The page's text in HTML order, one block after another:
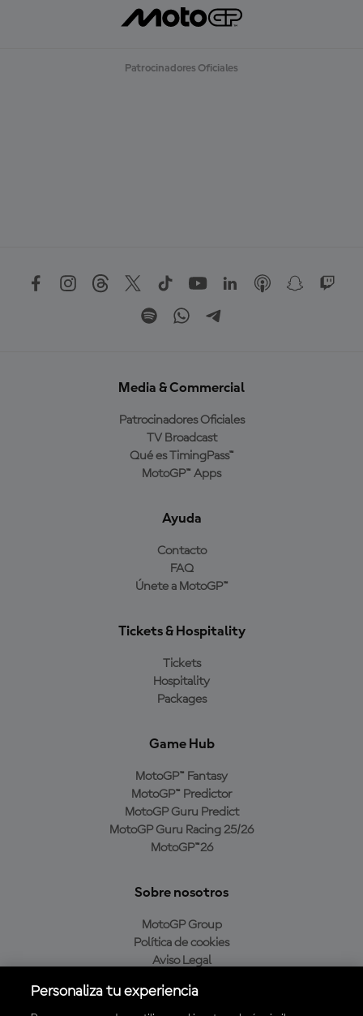
Patrocinadores Oficiales
Media & Commercial
Patrocinadores Oficiales
TV Broadcast
Qué es TimingPass™
MotoGP™ Apps
Ayuda
Contacto
FAQ
Únete a MotoGP™
Tickets & Hospitality
Tickets
Hospitality
Packages
Game Hub
MotoGP™ Fantasy
MotoGP™ Predictor
MotoGP Guru Predict
MotoGP Guru Racing 25/26
MotoGP™26
Sobre nosotros
MotoGP Group
Política de cookies
Aviso Legal
Política de compra
Personaliza tu experiencia